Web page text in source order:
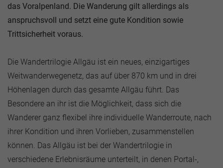
das Voralpenland. Die Wanderung gilt allerdings als
anspruchsvoll und setzt eine gute Kondition sowie
Trittsicherheit voraus.
Die Wandertrilogie Allgäu ist ein neues, einzigartiges
Weitwanderwegenetz, das auf über 870 km und in drei
Höhenlagen durch das gesamte Allgäu führt. Das
Besondere an ihr ist die Möglichkeit, dass sich die
Wanderer ganz flexibel ihre individuelle Wanderroute, nach
ihrer Kondition und ihren Vorlieben, zusammenstellen
können. Das Allgäu ist bei der Wandertrilogie in
verschiedene Erlebnisräume unterteilt, in denen Portal-,